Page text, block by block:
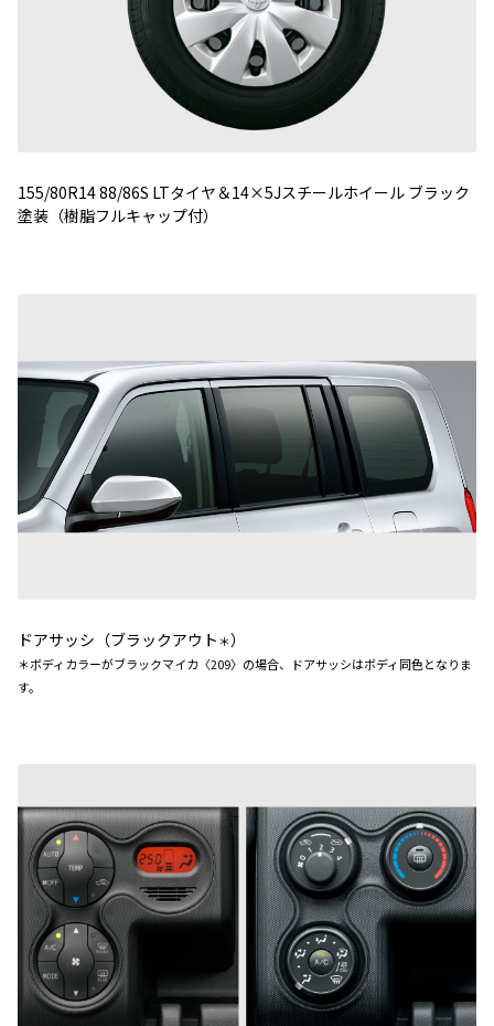
155/80R14 88/86S LTタイヤ＆14×5Jスチールホイール ブラック
塗装（樹脂フルキャップ付）
ドアサッシ（ブラックアウト＊）
＊ボディカラーがブラックマイカ〈209〉の場合、ドアサッシはボディ同色となりま
す。